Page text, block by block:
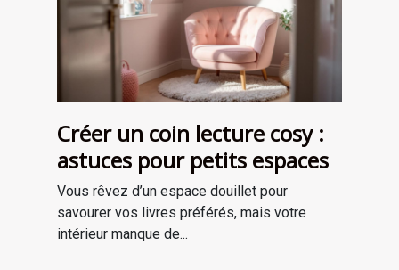
Créer un coin lecture cosy :
astuces pour petits espaces
Vous rêvez d’un espace douillet pour
savourer vos livres préférés, mais votre
intérieur manque de...